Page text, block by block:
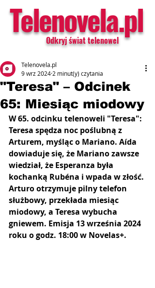
Telenovela.pl
Odkryj świat telenowel
"Teresa" – Odcinek
65: Miesiąc miodowy
Telenovela.pl
9 wrz 2024 2 minut(y) czytania
W 65. odcinku telenoweli "Teresa":
Teresa spędza noc poślubną z
Arturem, myśląc o Mariano. Aída
dowiaduje się, że Mariano zawsze
wiedział, że Esperanza była
kochanką Rubéna i wpada w złość.
Arturo otrzymuje pilny telefon
służbowy, przekłada miesiąc
miodowy, a Teresa wybucha
gniewem. Emisja 13 września 2024
roku o godz. 18:00 w Novelas+.